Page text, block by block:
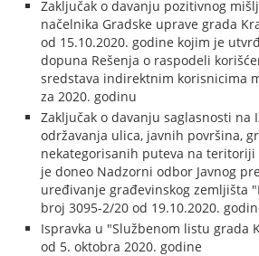
Zaključak o davanju pozitivnog
načelnika Gradske uprave grada
od 15.10.2020. godine kojim je
dopuna Rešenja o raspodeli
sredstava indirektnim korisnicima
za 2020. godinu
Zaključak o davanju saglasnosti na
održavanja ulica, javnih površina,
nekategorisanih puteva na teritoriji
je doneo Nadzorni odbor Javnog
uređivanje građevinskog zemljišta
broj 3095-2/20 od 19.10.2020.
Ispravka u "Službenom listu grada
od 5. oktobra 2020. godine